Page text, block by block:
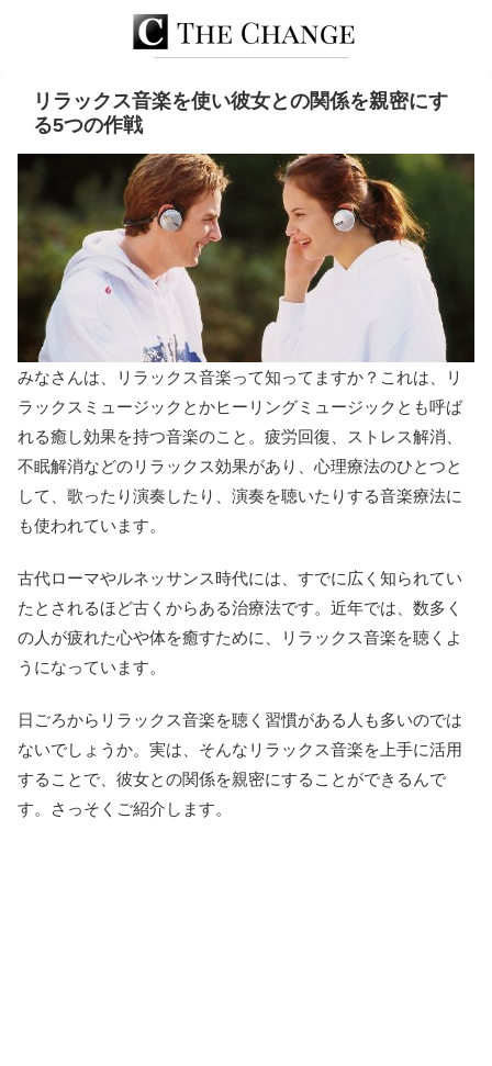
リラックス音楽を使い彼女との関係を親密にす
る5つの作戦
みなさんは、リラックス音楽って知ってますか？これは、リ
ラックスミュージックとかヒーリングミュージックとも呼ば
れる癒し効果を持つ音楽のこと。疲労回復、ストレス解消、
不眠解消などのリラックス効果があり、心理療法のひとつと
して、歌ったり演奏したり、演奏を聴いたりする音楽療法に
も使われています。
古代ローマやルネッサンス時代には、すでに広く知られてい
たとされるほど古くからある治療法です。近年では、数多く
の人が疲れた心や体を癒すために、リラックス音楽を聴くよ
うになっています。
日ごろからリラックス音楽を聴く習慣がある人も多いのでは
ないでしょうか。実は、そんなリラックス音楽を上手に活用
することで、彼女との関係を親密にすることができるんで
す。さっそくご紹介します。